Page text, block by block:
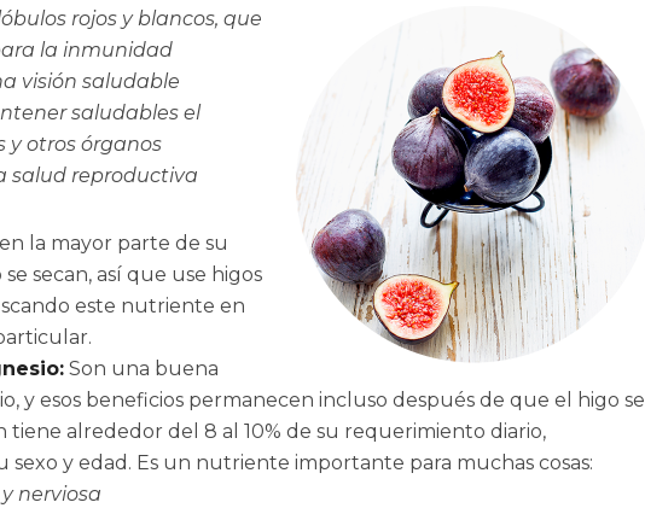
rojos y blancos, que
la inmunidad
visión saludable
saludables el
y otros órganos
salud reproductiva
la mayor parte de su
secan, así que use higos
este nutriente en
Son una buena
y esos beneficios permanecen incluso después de que el higo se
tiene alrededor del 8 al 10% de su requerimiento diario,
y edad. Es un nutriente importante para muchas cosas:
nerviosa